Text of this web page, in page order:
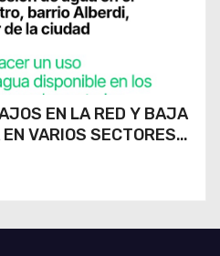
EN LA RED Y BAJA
VARIOS SECTORES